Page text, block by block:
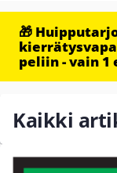
🎁
peliin - vain 1
Kaikki